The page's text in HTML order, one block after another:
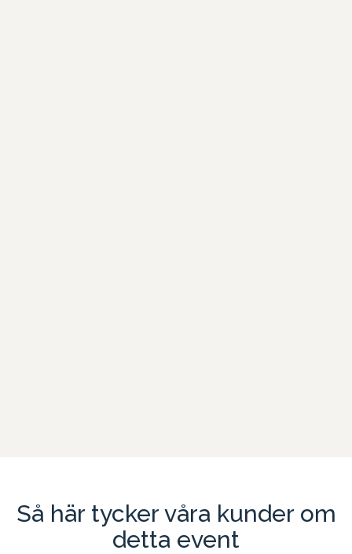
Så här tycker våra kunder om
detta event